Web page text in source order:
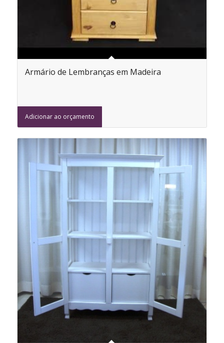
Armário de Lembranças em Madeira
Adicionar ao orçamento